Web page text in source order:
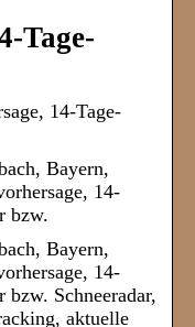
Tage-
14-Tage-
Bayern,
14-
bzw.
Bayern,
14-
bzw. Schneeradar,
aktuelle